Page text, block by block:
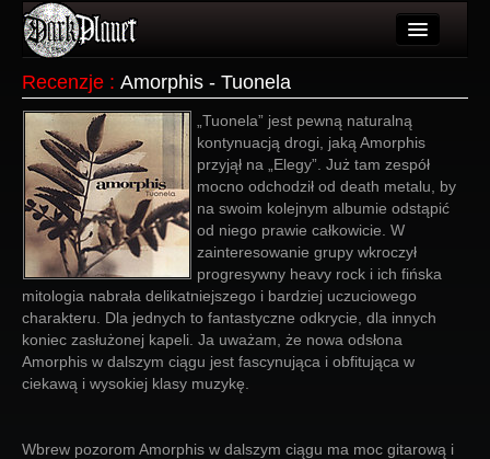
Użytkownicy
Wydarzenia
Galeria
Forum
Więcej
Login
Recenzje : Amorphis - Tuonela
„Tuonela” jest pewną naturalną
kontynuacją drogi, jaką Amorphis
przyjął na „Elegy”. Już tam zespół
mocno odchodził od death metalu, by
na swoim kolejnym albumie odstąpić
od niego prawie całkowicie. W
zainteresowanie grupy wkroczył
progresywny heavy rock i ich fińska
mitologia nabrała delikatniejszego i bardziej uczuciowego
charakteru. Dla jednych to fantastyczne odkrycie, dla innych
koniec zasłużonej kapeli. Ja uważam, że nowa odsłona
Amorphis w dalszym ciągu jest fascynująca i obfitująca w
ciekawą i wysokiej klasy muzykę.
Wbrew pozorom Amorphis w dalszym ciągu ma moc gitarową i